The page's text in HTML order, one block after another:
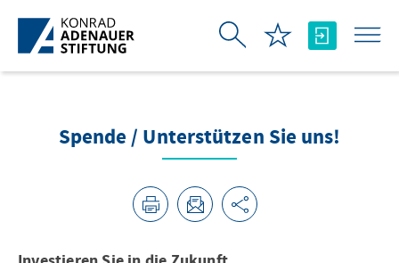
Skip to Main Content
Spende / Unterstützen Sie uns!